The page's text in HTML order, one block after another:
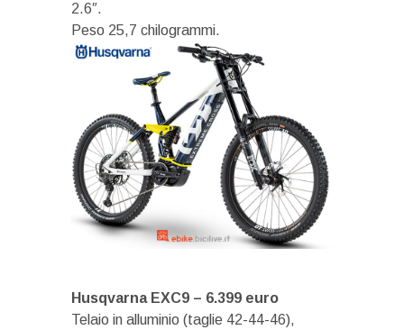
2.6″.
Peso 25,7 chilogrammi.
Husqvarna EXC9 – 6.399 euro
Telaio in alluminio (taglie 42-44-46),